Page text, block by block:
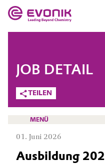
Market
Additive Manufacturing
Adhesives & Sealants
Evonik -
Chemistry
Was uns antreibt
Über Evonik
UNTERNEHMEN
TEILEN
JOB DETAIL
MENÜ
01. Juni 2026
Ausbildung